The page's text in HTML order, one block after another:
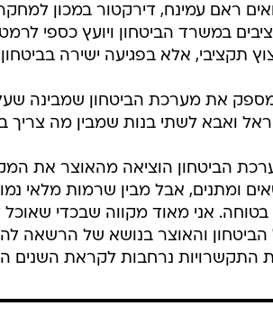
ראם עמינח, דירקטור במכון
במשרד הביטחון ויועץ כספי
תקציבי, אלא בפגיעה ישירה
מספק את מערכת הביטחון שמבינה
ואבא לשתי בנות שמבין מה צריך
הביטחון הוציאה מהאוצר את
אני מאוד מקווה שבכדי שאוכל
והאוצר בנושא של הרשאה
התקשרויות נרחבות לקראת השנים